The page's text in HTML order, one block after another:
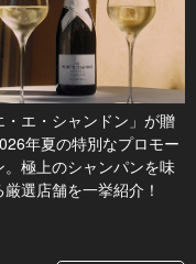
・エ・シャンドン」が贈
年夏の特別なプロモー
。極上のシャンパンを味
選店舗を一挙紹介！